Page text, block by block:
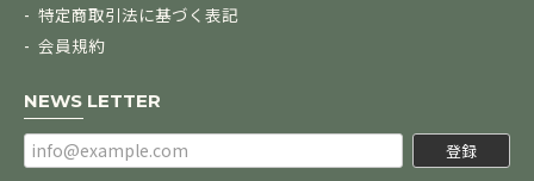
特定商取引法に基づく表記
会員規約
NEWS LETTER
登録